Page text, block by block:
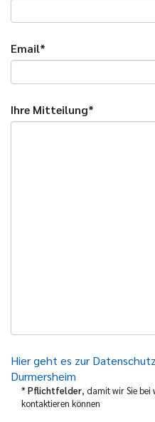
Email*
Ihre Mitteilung*
Hier geht es zur
Durmersheim
*Pflichtfelder, damit wir Sie
kontaktieren können